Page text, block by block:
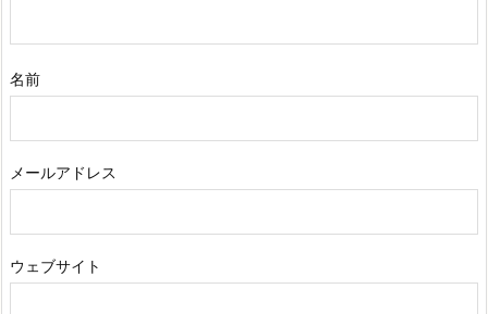
名前
メールアドレス
ウェブサイト